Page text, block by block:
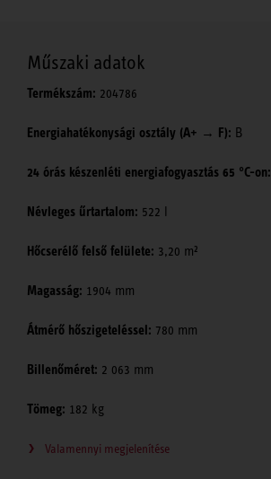
Műszaki adatok
Termékszám: 204786
Energiahatékonysági osztály (A+ → F): B
24 órás készenléti energiafogyasztás 65 °C-on:
Névleges űrtartalom: 522 l
Hőcserélő felső felülete: 3,20 m²
Magasság: 1904 mm
Átmérő hőszigeteléssel: 780 mm
Billenőméret: 2 063 mm
Tömeg: 182 kg
Valamennyi megjelenítése